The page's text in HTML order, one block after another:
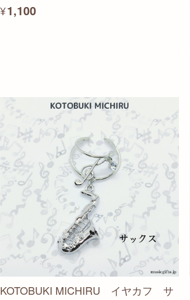
¥1,100
KOTOBUKI MICHIRU イヤカフ サ